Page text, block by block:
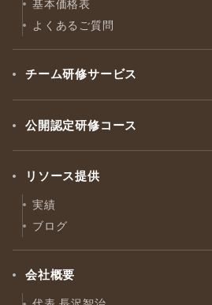
基本価格表
よくあるご質問
チーム研修サービス
公開認定研修コース
リソース提供
実績
ブログ
会社概要